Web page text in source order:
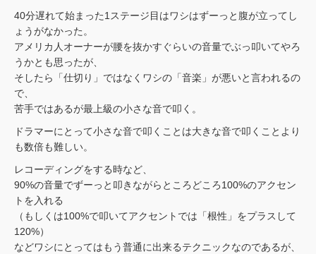
40分遅れて始まった1ステージ目はワシはずーっと腹が立ってし
ょうがなかった。
アメリカ人オーナーが腰を抜かすぐらいの音量でぶっ叩いてやろ
うかとも思ったが、
そしたら「仕切り」ではなくワシの「音楽」が悪いと言われるの
で、
苦手ではあるが最上級の小さな音で叩く。
ドラマーにとって小さな音で叩くことは大きな音で叩くことより
も数倍も難しい。
レコーディングをする時など、
90%の音量でずーっと叩きながらところどころ100%のアクセン
トを入れる
（もしくは100%で叩いてアクセントでは「根性」をプラスして
120%）
などワシにとってはもう普通に出来るテクニックなのであるが、